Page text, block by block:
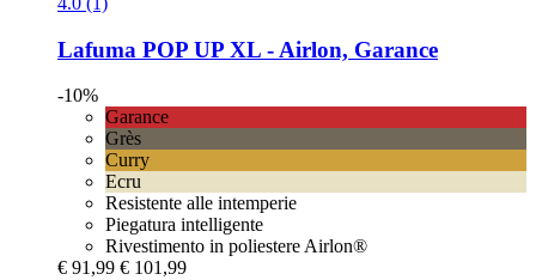
Lafuma POP UP XL -​ Airlon, Garance
-10%
Garance
Grès
Curry
Ecru
Resistente alle intemperie
Piegatura intelligente
Rivestimento in poliestere Airlon®
€ 91,99 € 101,99